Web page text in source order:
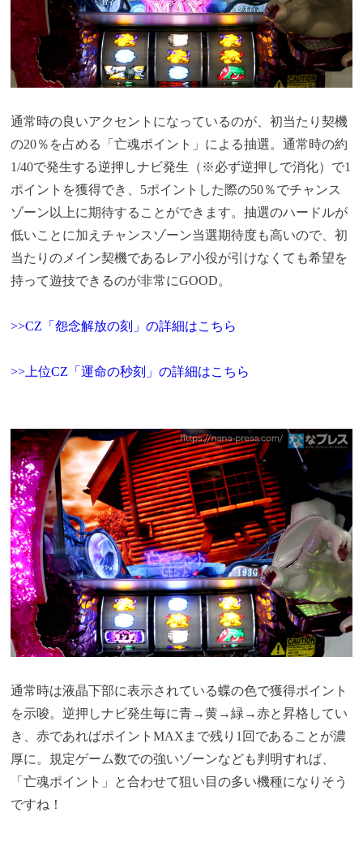
通常時の良いアクセントになっているのが、初当たり契機
の20％を占める「亡魂ポイント」による抽選。通常時の約
1/40で発生する逆押しナビ発生（※必ず逆押しで消化）で1
ポイントを獲得でき、5ポイントした際の50％でチャンス
ゾーン以上に期待することができます。抽選のハードルが
低いことに加えチャンスゾーン当選期待度も高いので、初
当たりのメイン契機であるレア小役が引けなくても希望を
持って遊技できるのが非常にGOOD。
>>CZ「怨念解放の刻」の詳細はこちら
>>上位CZ「運命の秒刻」の詳細はこちら
通常時は液晶下部に表示されている蝶の色で獲得ポイント
を示唆。逆押しナビ発生毎に青→黄→緑→赤と昇格してい
き、赤であればポイントMAXまで残り1回であることが濃
厚に。規定ゲーム数での強いゾーンなども判明すれば、
「亡魂ポイント」と合わせて狙い目の多い機種になりそう
ですね！